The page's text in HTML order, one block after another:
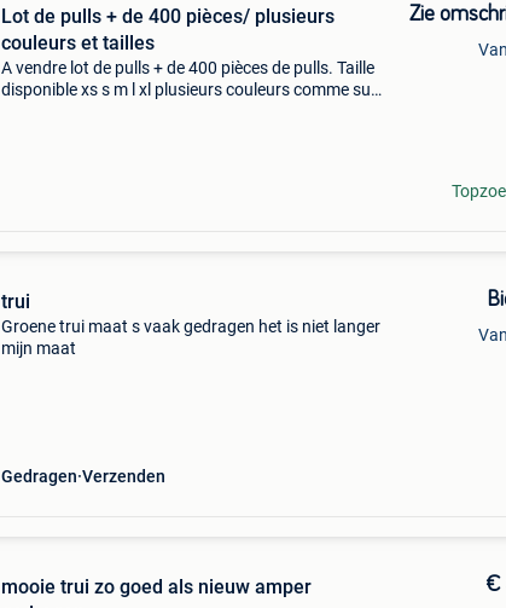
Lot de pulls + de 400 pièces/ plusieurs
couleurs et tailles
A vendre lot de pulls + de 400 pièces de pulls. Taille
disponible xs s m l xl plusieurs couleurs comme sur
Zie
trui
Groene trui maat s vaak gedragen het is niet langer
mijn maat
Gedragen Verzenden
mooie trui zo goed als nieuw amper
€